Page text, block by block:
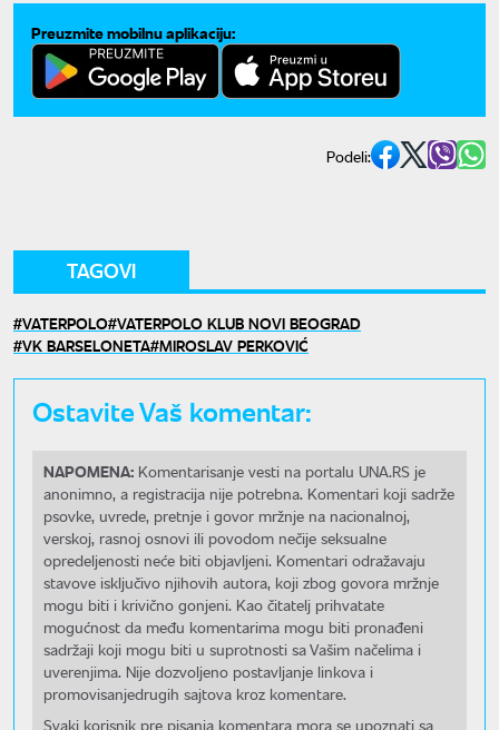
Preuzmite mobilnu aplikaciju:
Podeli:
TAGOVI
VATERPOLO VATERPOLO KLUB NOVI BEOGRAD
VK BARSELONETA MIROSLAV PERKOVIĆ
Ostavite Vaš komentar:
NAPOMENA: Komentarisanje vesti na portalu UNA.RS je
anonimno, a registracija nije potrebna. Komentari koji sadrže
psovke, uvrede, pretnje i govor mržnje na nacionalnoj,
verskoj, rasnoj osnovi ili povodom nečije seksualne
opredeljenosti neće biti objavljeni. Komentari odražavaju
stavove isključivo njihovih autora, koji zbog govora mržnje
mogu biti i krivično gonjeni. Kao čitatelj prihvatate
mogućnost da među komentarima mogu biti pronađeni
sadržaji koji mogu biti u suprotnosti sa Vašim načelima i
uverenjima. Nije dozvoljeno postavljanje linkova i
promovisanjedrugih sajtova kroz komentare.
Svaki korisnik pre pisanja komentara mora se upoznati sa